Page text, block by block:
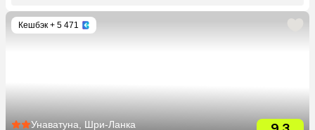
Кешбэк + 5 471
Унаватуна, Шри-Ланка